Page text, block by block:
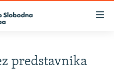
predstavnika